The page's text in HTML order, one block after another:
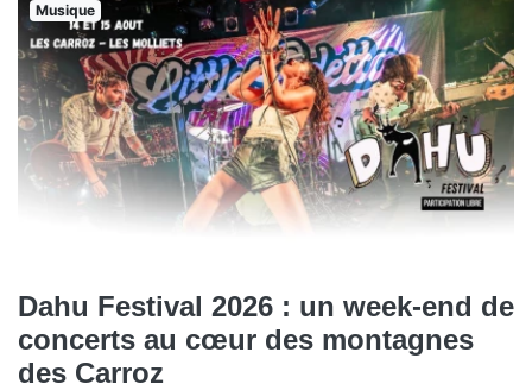
Musique
Dahu Festival 2026 : un week-end de
concerts au cœur des montagnes
des Carroz